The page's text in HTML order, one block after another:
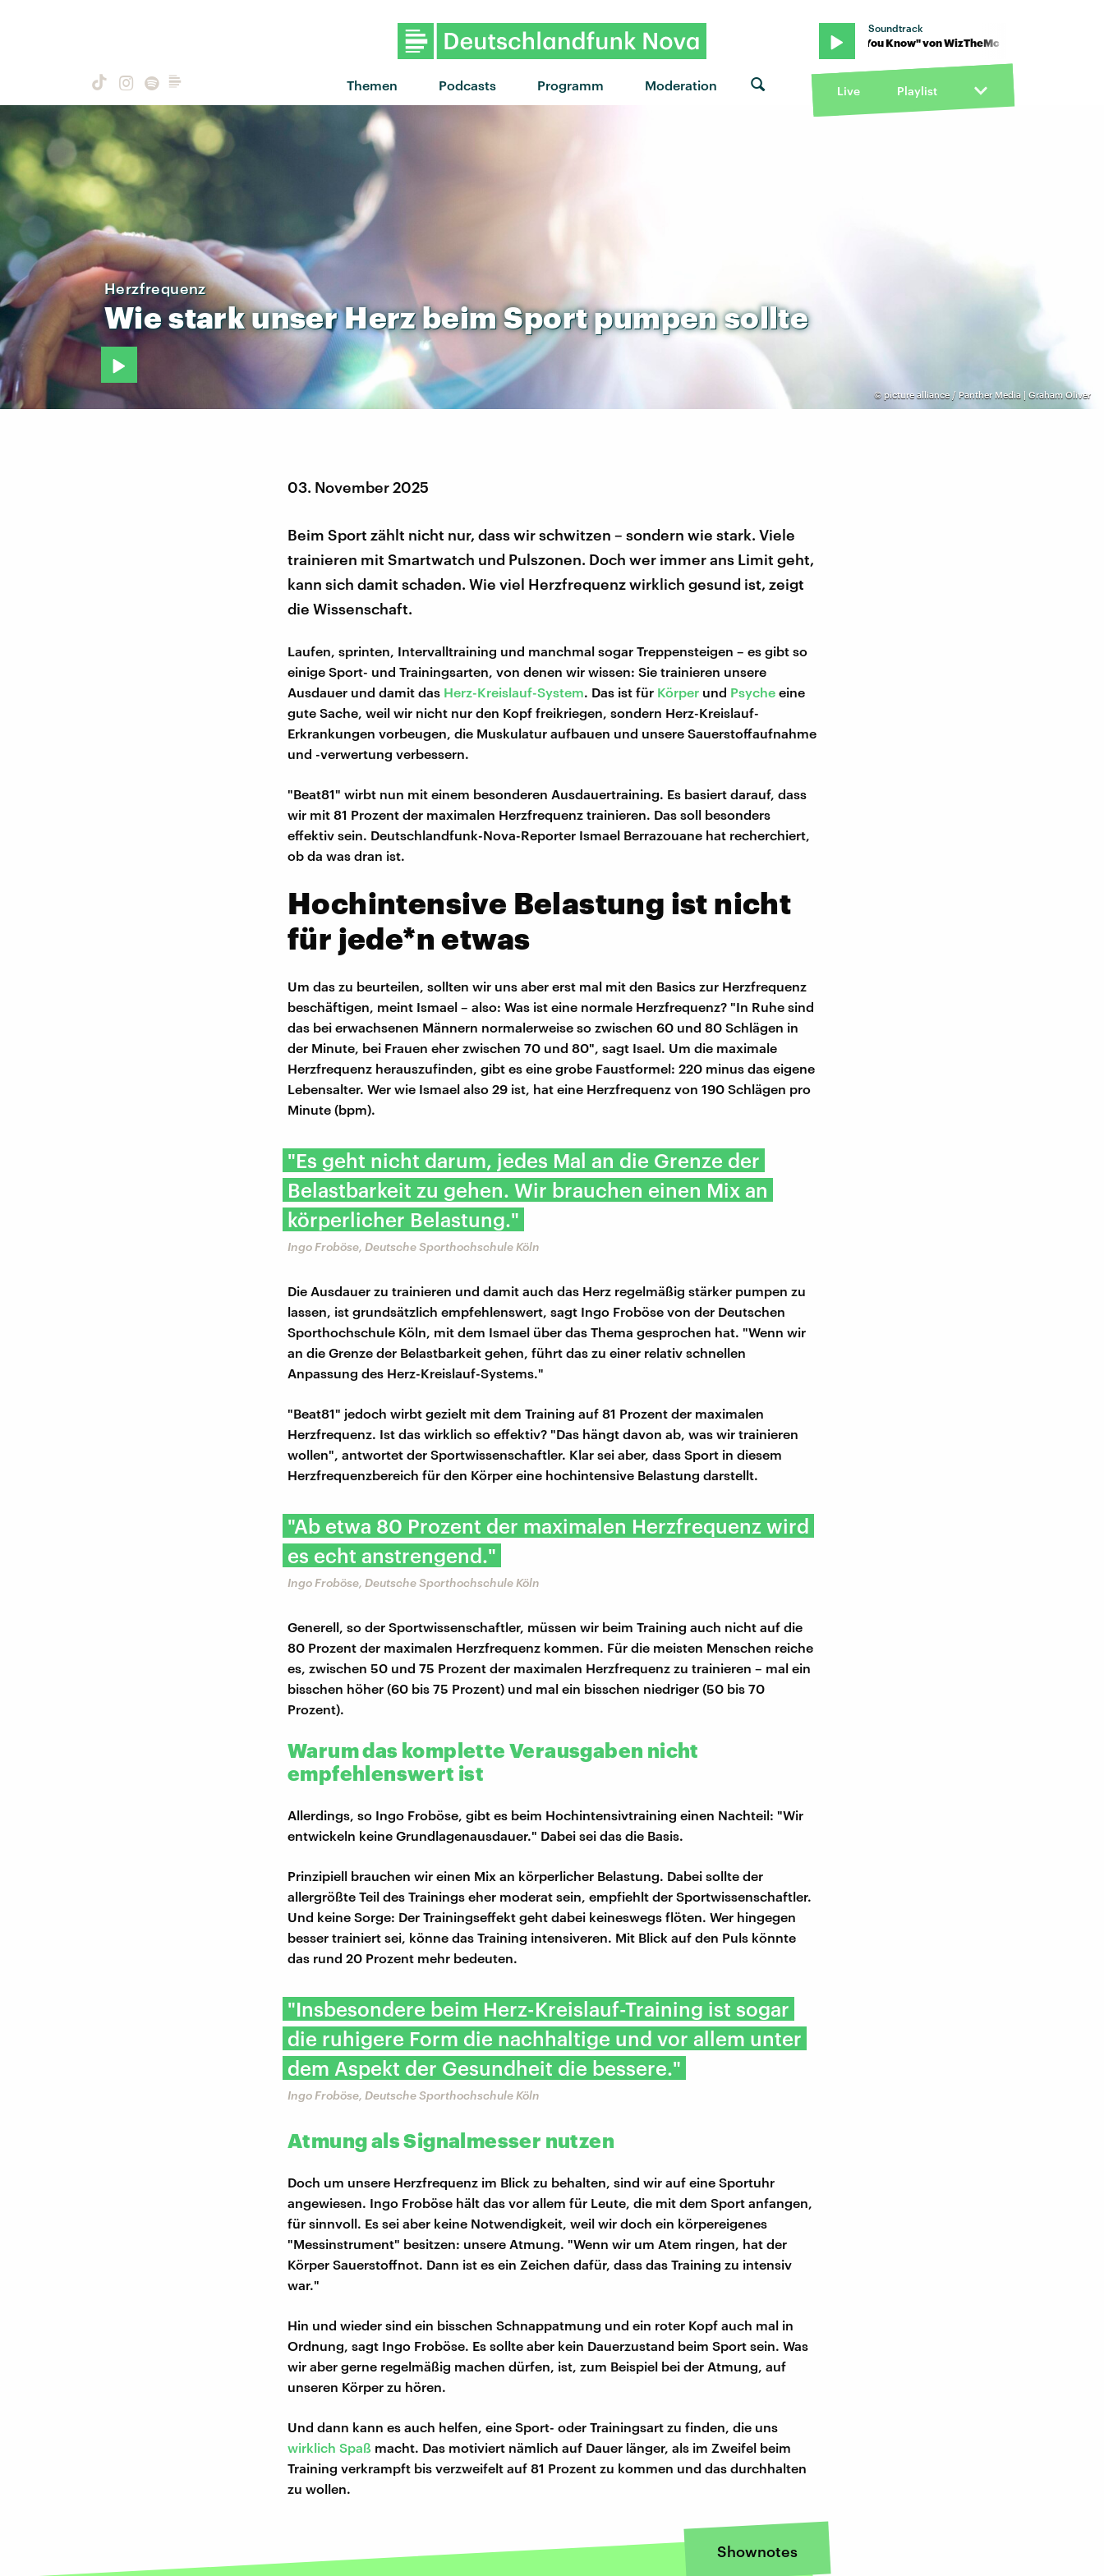
Themen Podcasts Programm Moderation
Soundtrack
"If You Know" von WizTheMc · "If You Know" von WizTheMc · "If You Know" von WizTheMc
Live Playlist
© picture alliance / Panther Media | Graham Oliver
Herzfrequenz
WiestarkunserHerzbeimSportpumpensollte
03. November 2025
Beim Sport zählt nicht nur, dass wir schwitzen – sondern wie stark. Viele
trainieren mit Smartwatch und Pulszonen. Doch wer immer ans Limit geht,
kann sich damit schaden. Wie viel Herzfrequenz wirklich gesund ist, zeigt
die Wissenschaft.
Laufen, sprinten, Intervalltraining und manchmal sogar Treppensteigen – es gibt so
einige Sport- und Trainingsarten, von denen wir wissen: Sie trainieren unsere
Ausdauer und damit das Herz-Kreislauf-System. Das ist für Körper und Psyche eine
gute Sache, weil wir nicht nur den Kopf freikriegen, sondern Herz-Kreislauf-
Erkrankungen vorbeugen, die Muskulatur aufbauen und unsere Sauerstoffaufnahme
und -verwertung verbessern.
"Beat81" wirbt nun mit einem besonderen Ausdauertraining. Es basiert darauf, dass
wir mit 81 Prozent der maximalen Herzfrequenz trainieren. Das soll besonders
effektiv sein. Deutschlandfunk-Nova-Reporter Ismael Berrazouane hat recherchiert,
ob da was dran ist.
Hochintensive Belastung ist nicht
für jede*n etwas
Um das zu beurteilen, sollten wir uns aber erst mal mit den Basics zur Herzfrequenz
beschäftigen, meint Ismael – also: Was ist eine normale Herzfrequenz? "In Ruhe sind
das bei erwachsenen Männern normalerweise so zwischen 60 und 80 Schlägen in
der Minute, bei Frauen eher zwischen 70 und 80", sagt Isael. Um die maximale
Herzfrequenz herauszufinden, gibt es eine grobe Faustformel: 220 minus das eigene
Lebensalter. Wer wie Ismael also 29 ist, hat eine Herzfrequenz von 190 Schlägen pro
Minute (bpm).
"Es geht nicht darum, jedes Mal an die Grenze der
Belastbarkeit zu gehen. Wir brauchen einen Mix an
körperlicher Belastung."
Ingo Froböse, Deutsche Sporthochschule Köln
Die Ausdauer zu trainieren und damit auch das Herz regelmäßig stärker pumpen zu
lassen, ist grundsätzlich empfehlenswert, sagt Ingo Froböse von der Deutschen
Sporthochschule Köln, mit dem Ismael über das Thema gesprochen hat. "Wenn wir
an die Grenze der Belastbarkeit gehen, führt das zu einer relativ schnellen
Anpassung des Herz-Kreislauf-Systems."
"Beat81" jedoch wirbt gezielt mit dem Training auf 81 Prozent der maximalen
Herzfrequenz. Ist das wirklich so effektiv? "Das hängt davon ab, was wir trainieren
wollen", antwortet der Sportwissenschaftler. Klar sei aber, dass Sport in diesem
Herzfrequenzbereich für den Körper eine hochintensive Belastung darstellt.
"Ab etwa 80 Prozent der maximalen Herzfrequenz wird
es echt anstrengend."
Ingo Froböse, Deutsche Sporthochschule Köln
Generell, so der Sportwissenschaftler, müssen wir beim Training auch nicht auf die
80 Prozent der maximalen Herzfrequenz kommen. Für die meisten Menschen reiche
es, zwischen 50 und 75 Prozent der maximalen Herzfrequenz zu trainieren – mal ein
bisschen höher (60 bis 75 Prozent) und mal ein bisschen niedriger (50 bis 70
Prozent).
Warum das komplette Verausgaben nicht
empfehlenswert ist
Allerdings, so Ingo Froböse, gibt es beim Hochintensivtraining einen Nachteil: "Wir
entwickeln keine Grundlagenausdauer." Dabei sei das die Basis.
Prinzipiell brauchen wir einen Mix an körperlicher Belastung. Dabei sollte der
allergrößte Teil des Trainings eher moderat sein, empfiehlt der Sportwissenschaftler.
Und keine Sorge: Der Trainingseffekt geht dabei keineswegs flöten. Wer hingegen
besser trainiert sei, könne das Training intensiveren. Mit Blick auf den Puls könnte
das rund 20 Prozent mehr bedeuten.
"Insbesondere beim Herz-Kreislauf-Training ist sogar
die ruhigere Form die nachhaltige und vor allem unter
dem Aspekt der Gesundheit die bessere."
Ingo Froböse, Deutsche Sporthochschule Köln
Atmung als Signalmesser nutzen
Doch um unsere Herzfrequenz im Blick zu behalten, sind wir auf eine Sportuhr
angewiesen. Ingo Froböse hält das vor allem für Leute, die mit dem Sport anfangen,
für sinnvoll. Es sei aber keine Notwendigkeit, weil wir doch ein körpereigenes
"Messinstrument" besitzen: unsere Atmung. "Wenn wir um Atem ringen, hat der
Körper Sauerstoffnot. Dann ist es ein Zeichen dafür, dass das Training zu intensiv
war."
Hin und wieder sind ein bisschen Schnappatmung und ein roter Kopf auch mal in
Ordnung, sagt Ingo Froböse. Es sollte aber kein Dauerzustand beim Sport sein. Was
wir aber gerne regelmäßig machen dürfen, ist, zum Beispiel bei der Atmung, auf
unseren Körper zu hören.
Und dann kann es auch helfen, eine Sport- oder Trainingsart zu finden, die uns
wirklich Spaß macht. Das motiviert nämlich auf Dauer länger, als im Zweifel beim
Training verkrampft bis verzweifelt auf 81 Prozent zu kommen und das durchhalten
zu wollen.
Shownotes